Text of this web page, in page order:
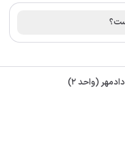
دادمهر (واحد ۲)